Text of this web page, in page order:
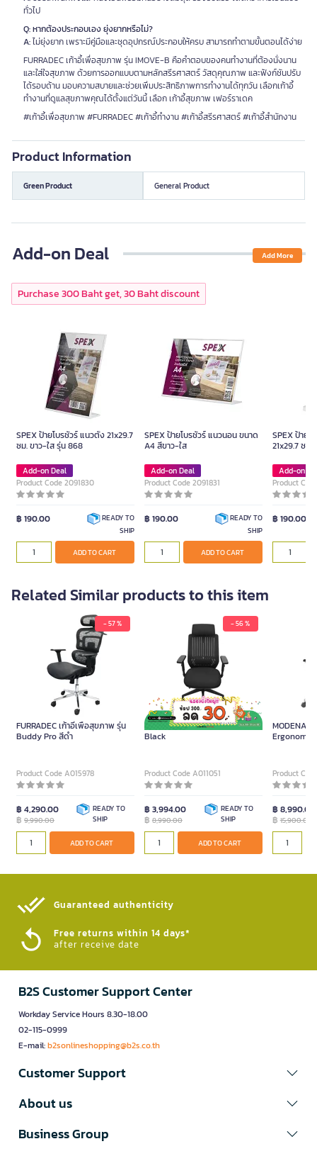
ทั่วไป
Q: หากต้องประกอบเอง ยุ่งยากหรือไม่?
A:ไม่ยุ่งยาก เพราะมีคู่มือและชุดอุปกรณ์ประกอบให้ครบ สามารถทำตามขั้นตอนได้ง่าย
FURRADEC เก้าอี้เพื่อสุขภาพ รุ่น IMOVE-B คือคำตอบของคนทำงานที่ต้องนั่งนาน
และใส่ใจสุขภาพ ด้วยการออกแบบตามหลักสรีรศาสตร์ วัสดุคุณภาพ และฟังก์ชันปรับ
ได้รอบด้าน มอบความสบายและช่วยเพิ่มประสิทธิภาพการทำงานได้ทุกวัน เลือกเก้าอี้
ทำงานที่ดูแลสุขภาพคุณได้ตั้งแต่วันนี้ เลือก เก้าอี้สุขภาพ เฟอร์ราเดค
#เก้าอี้เพื่อสุขภาพ #FURRADEC #เก้าอี้ทำงาน #เก้าอี้สรีรศาสตร์ #เก้าอี้สำนักงาน
Product Information
Green Product General Product
Add-on Deal Add More
Purchase 300 Baht get, 30 Baht discount
SPEX ป้ายโบรชัวร์ แนวตั้ง 21x29.7
ซม. ขาว-ใส รุ่น 868
Add-on Deal
Product Code 2091830
฿ 190.00
READY TO
SHIP
ADD TO CART
SPEX ป้ายโบรชัวร์ แนวนอน ขนาด
A4 สีขาว-ใส
Add-on Deal
Product Code 2091831
฿ 190.00
READY TO
SHIP
ADD TO CART
SPEX ป้าย
21x29.7 ซม.
Add-on
Product
฿ 190.00
Related Similar products to this item
- 57 %
FURRADEC เก้าอี้เพื่อสุขภาพ รุ่น
Buddy Pro สีดำ
Product Code A015978
฿ 4,290.00
฿ 9,990.00
READY TO
SHIP
ADD TO CART
- 56 %
Furradec Executive Chair Flex
Black
Product Code A011051
฿ 3,994.00
฿ 8,990.00
READY TO
SHIP
ADD TO CART
MODENA X
Ergonomic
Product
฿ 8,990.00
฿15,900.00
Guaranteed authenticity​
Free returns within 14 days*
after receive date
B2S Customer Support Center
Workday Service Hours 8.30-18.00
02-115-0999
E-mail:b2sonlineshopping@b2s.co.th
Customer Support
About us
Business Group